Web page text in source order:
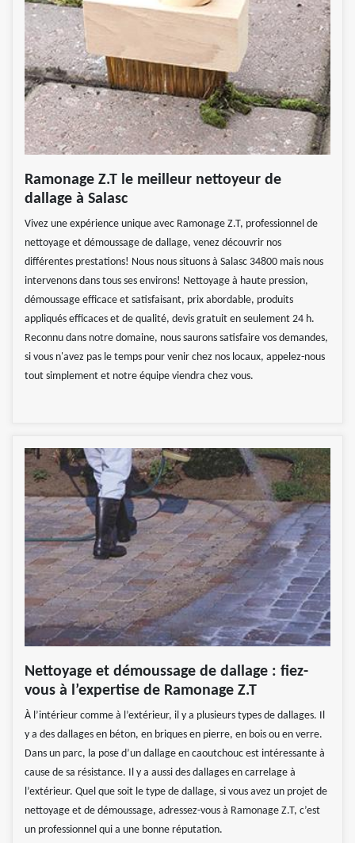
Ramonage Z.T le meilleur nettoyeur de
dallage à Salasc
Vivez une expérience unique avec Ramonage Z.T, professionnel de
nettoyage et démoussage de dallage, venez découvrir nos
différentes prestations! Nous nous situons à Salasc 34800 mais nous
intervenons dans tous ses environs! Nettoyage à haute pression,
démoussage efficace et satisfaisant, prix abordable, produits
appliqués efficaces et de qualité, devis gratuit en seulement 24 h.
Reconnu dans notre domaine, nous saurons satisfaire vos demandes,
si vous n'avez pas le temps pour venir chez nos locaux, appelez-nous
tout simplement et notre équipe viendra chez vous.
Nettoyage et démoussage de dallage : fiez-
vous à l’expertise de Ramonage Z.T
À l’intérieur comme à l’extérieur, il y a plusieurs types de dallages. Il
y a des dallages en béton, en briques en pierre, en bois ou en verre.
Dans un parc, la pose d’un dallage en caoutchouc est intéressante à
cause de sa résistance. Il y a aussi des dallages en carrelage à
l’extérieur. Quel que soit le type de dallage, si vous avez un projet de
nettoyage et de démoussage, adressez-vous à Ramonage Z.T, c’est
un professionnel qui a une bonne réputation.